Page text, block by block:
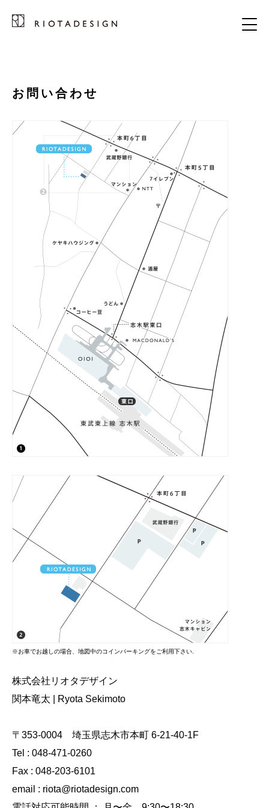
お問い合わせ
※お車でお越しの場合、地図中のコインパーキングをご利用下さい.
株式会社リオタデザイン
関本竜太 | Ryota Sekimoto
〒353-0004 埼玉県志木市本町 6-21-40-1F
Tel : 048-471-0260
Fax : 048-203-6101
email : riota@riotadesign.com